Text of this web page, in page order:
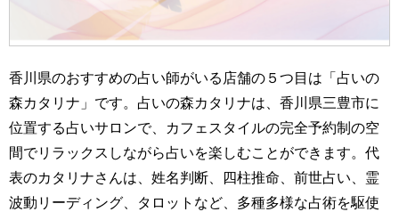
香川県のおすすめの占い師がいる店舗の５つ目は「占いの
森カタリナ」です。占いの森カタリナは、香川県三豊市に
位置する占いサロンで、カフェスタイルの完全予約制の空
間でリラックスしながら占いを楽しむことができます。代
表のカタリナさんは、姓名判断、四柱推命、前世占い、霊
波動リーディング、タロットなど、多種多様な占術を駆使